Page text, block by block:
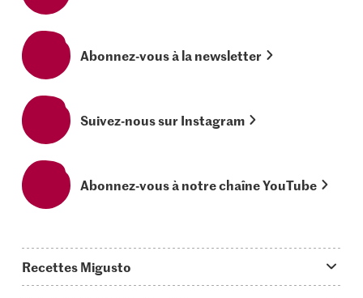
Abonnez-vous à la newsletter
Suivez-nous sur Instagram
Abonnez-vous à notre chaîne YouTube
Recettes Migusto